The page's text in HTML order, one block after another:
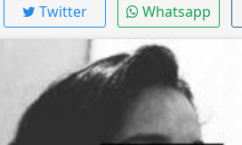
Twitter Whatsapp